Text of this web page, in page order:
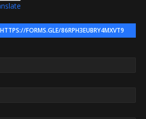
FORMS.GLE/86RPH3EUBRY4MXVT9